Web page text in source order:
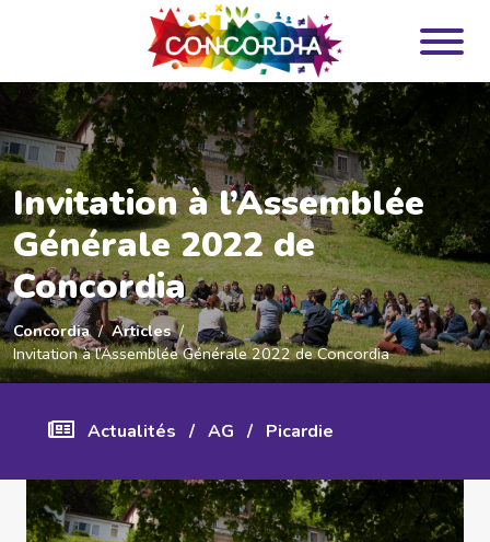
Invitation à l’Assemblée
Générale 2022 de
Concordia
Concordia
Articles
Invitation à l’Assemblée Générale 2022 de Concordia
Actualités / AG / Picardie
Panneau de gestion des cookies